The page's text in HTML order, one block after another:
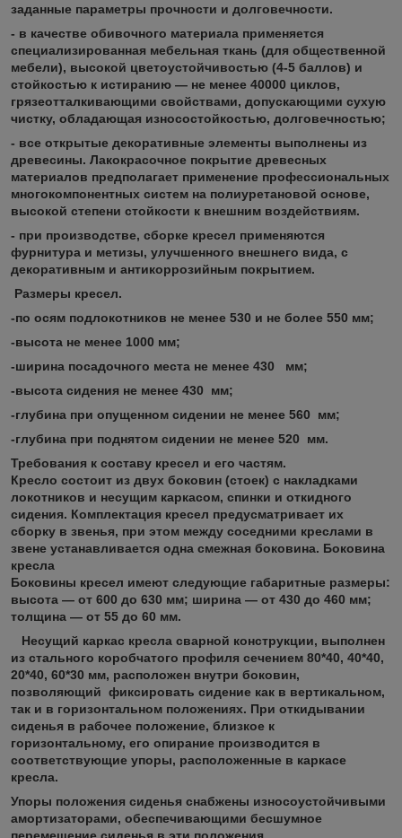
заданные параметры прочности и долговечности.
- в качестве обивочного материала применяется
специализированная мебельная ткань (для общественной
мебели), высокой цветоустойчивостью (4-5 баллов) и
стойкостью к истиранию — не менее 40000 циклов,
грязеотталкивающими свойствами, допускающими сухую
чистку, обладающая износостойкостью, долговечностью;
- все открытые декоративные элементы выполнены из
древесины. Лакокрасочное покрытие древесных
материалов предполагает применение профессиональных
многокомпонентных систем на полиуретановой основе,
высокой степени стойкости к внешним воздействиям.
- при производстве, сборке кресел применяются
фурнитура и метизы, улучшенного внешнего вида, с
декоративным и антикоррозийным покрытием.
Размеры кресел.
-по осям подлокотников не менее 530 и не более 550 мм;
-высота не менее 1000 мм;
-ширина посадочного места не менее 430 мм;
-высота сидения не менее 430 мм;
-глубина при опущенном сидении не менее 560 мм;
-глубина при поднятом сидении не менее 520 мм.
Требования к составу кресел и его частям.
Кресло состоит из двух боковин (стоек) с накладками
локотников и несущим каркасом, спинки и откидного
сидения. Комплектация кресел предусматривает их
сборку в звенья, при этом между соседними креслами в
звене устанавливается одна смежная боковина. Боковина
кресла
Боковины кресел имеют следующие габаритные размеры:
высота — от 600 до 630 мм; ширина — от 430 до 460 мм;
толщина — от 55 до 60 мм.
Несущий каркас кресла сварной конструкции, выполнен
из стального коробчатого профиля сечением 80*40, 40*40,
20*40, 60*30 мм, расположен внутри боковин,
позволяющий фиксировать сидение как в вертикальном,
так и в горизонтальном положениях. При откидывании
сиденья в рабочее положение, близкое к
горизонтальному, его опирание производится в
соответствующие упоры, расположенные в каркасе
кресла.
Упоры положения сиденья снабжены износоустойчивыми
амортизаторами, обеспечивающими бесшумное
перемещение сиденья в эти положения.